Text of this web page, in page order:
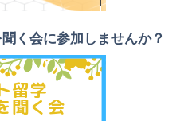
く会に参加しませんか？